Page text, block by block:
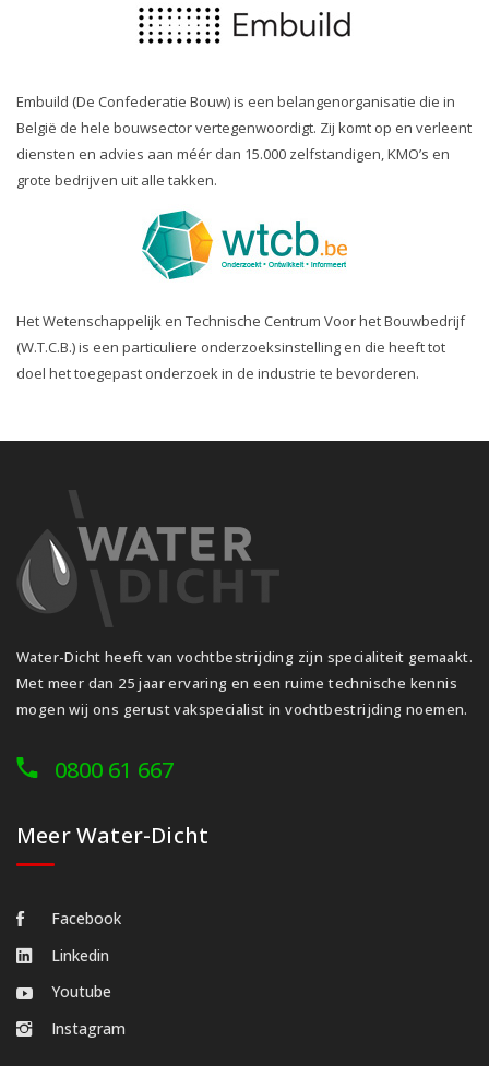
Embuild (De Confederatie Bouw) is een belangenorganisatie die in
België de hele bouwsector vertegenwoordigt. Zij komt op en verleent
diensten en advies aan méér dan 15.000 zelfstandigen, KMO’s en
grote bedrijven uit alle takken.
Het Wetenschappelijk en Technische Centrum Voor het Bouwbedrijf
(W.T.C.B.) is een particuliere onderzoeksinstelling en die heeft tot
doel het toegepast onderzoek in de industrie te bevorderen.
Water-Dicht heeft van vochtbestrijding zijn specialiteit gemaakt.
Met meer dan 25 jaar ervaring en een ruime technische kennis
mogen wij ons gerust vakspecialist in vochtbestrijding noemen.
0800 61 667
Meer Water-Dicht
Facebook
Linkedin
Youtube
Instagram